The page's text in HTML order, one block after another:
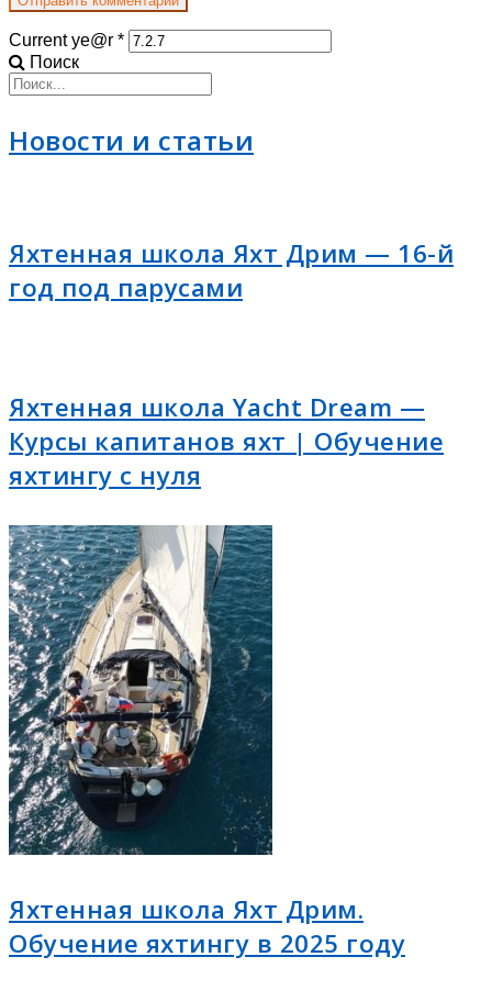
Current ye@r *
Поиск
Новости и статьи
Яхтенная школа Яхт Дрим — 16-й
год под парусами
Яхтенная школа Yacht Dream —
Курсы капитанов яхт | Обучение
яхтингу с нуля
Яхтенная школа Яхт Дрим.
Обучение яхтингу в 2025 году